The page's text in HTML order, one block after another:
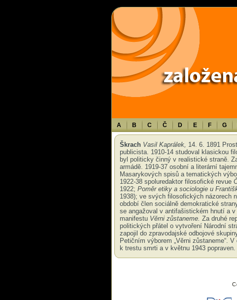
: Use of undefined constant TXT - assumed 'TXT' (this will throw an
A B C Č D E F G
Škrach Vasil Kaprálek, 14. 6. 1891
publicista. 1910-14 studoval klasickou
byl politicky činný v realistické straně.
armádě. 1919-37 osobní a literární
Masarykových spisů a tematických
1922-38 spoluredaktor filosofické revue
1922; Poměr etiky a sociologie u
1938); ve svých filosofických názorech
období člen sociálně demokratické
se angažoval v antifašistickém hnutí a
manifestu Věrni zůstaneme. Za druhé
politických přátel o vytvoření Národní
zapojil do zpravodajské odbojové
Petičním výborem „Věrni zůstaneme“.
k trestu smrti a v květnu 1943 popraven.